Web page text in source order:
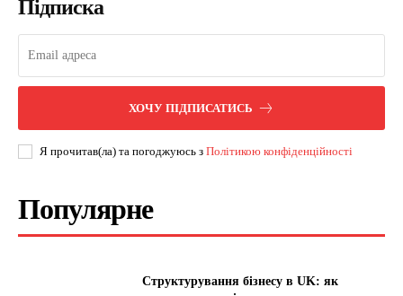
Підписка
ХОЧУ ПІДПИСАТИСЬ
Я прочитав(ла) та погоджуюсь з Політикою конфіденційності
Популярне
Структурування бізнесу в UK: як